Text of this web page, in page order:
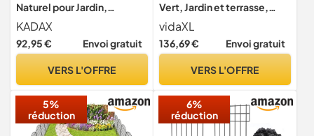
Naturel pour Jardin,
Clôtures Décoratives pour
Délimiter, Orner et
Sublimer Votre Espace
de 10)
KADAX
92,95 € Envoi gratuit
VERS L'OFFRE
Vert, Jardin et terrasse,
séparation moderne,
clôture résistante aux
intempéries, panneaux
vidaXL
136,69 € Envoi gratuit
VERS L'OFFRE
5%
réduction
6%
réduction